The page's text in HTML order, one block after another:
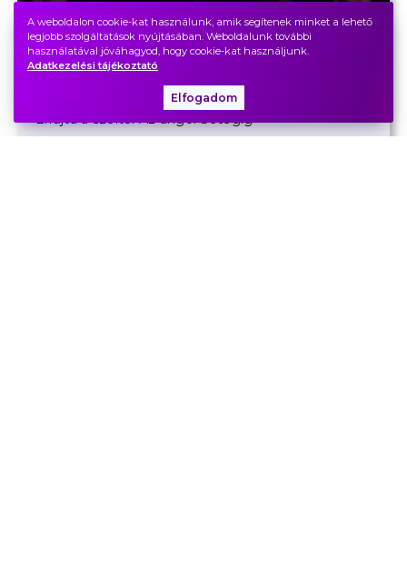
SZERELMES HOLLYWOOD! -
bemutató
Vászonra írt szenvedély: legendás filmzenék az
Elfújta a széltől Az angol betegig
A weboldalon cookie-kat használunk, amik segítenek minket a lehető
legjobb szolgáltatások nyújtásában. Weboldalunk további
használatával jóváhagyod, hogy cookie-kat használjunk.
Adatkezelési tájékoztató
Elfogadom